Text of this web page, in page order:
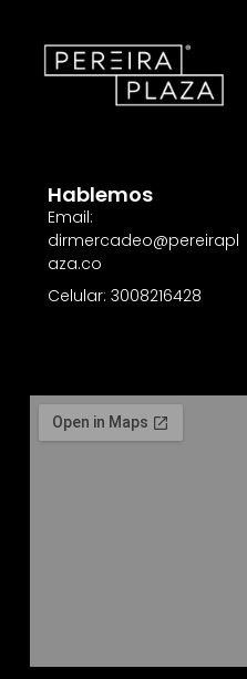
Hablemos
Email:
dirmercadeo@pereirapl
aza.co
Celular: 3008216428